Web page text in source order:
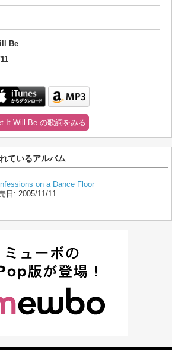
Be
It Will Be の歌詞をみる
ているアルバム
on a Dance Floor
日: 2005/11/11